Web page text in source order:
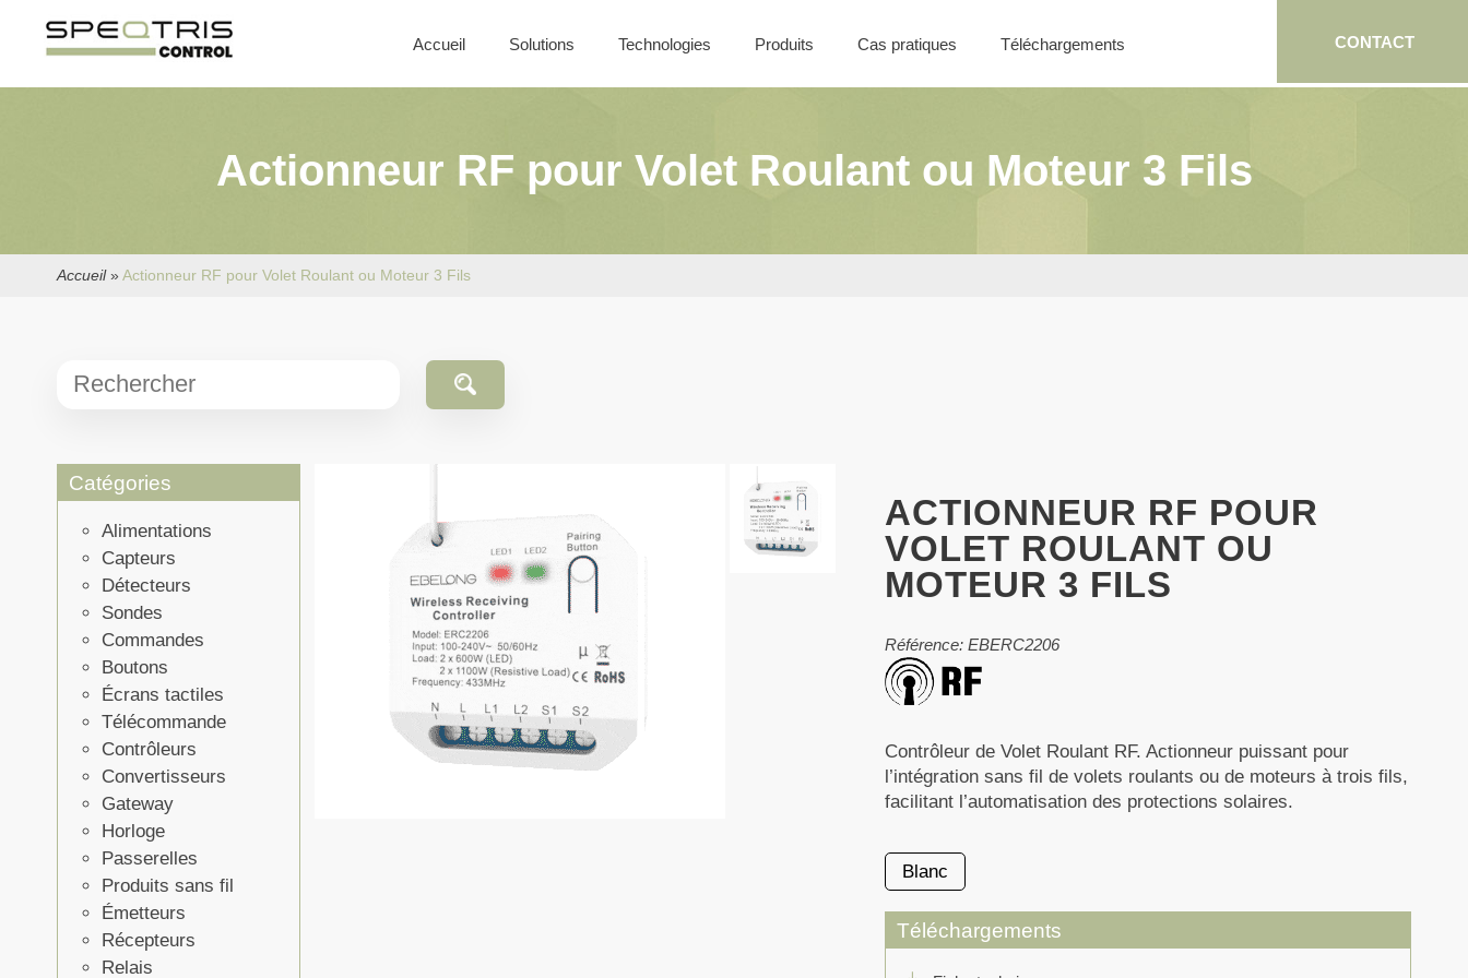
Accueil Solutions
Nos offres
Technologies
Solutions Filaires
Solutions Batiment
Produits Cas pratiques Téléchargements CONTACT
Actionneur RF pour Volet Roulant ou Moteur 3 Fils
Accueil» Actionneur RF pour Volet Roulant ou Moteur 3 Fils
Catégories
Alimentations
Capteurs
Détecteurs
Sondes
Commandes
Boutons
Écrans tactiles
Télécommande
Contrôleurs
Convertisseurs
Gateway
Horloge
Passerelles
Produits sans fil
Émetteurs
Récepteurs
Relais
ACTIONNEUR RF POUR
VOLET ROULANT OU
MOTEUR 3 FILS
Référence: EBERC2206
Contrôleur de Volet Roulant RF. Actionneur puissant pour
l’intégration sans fil de volets roulants ou de moteurs à trois fils,
facilitant l’automatisation des protections solaires.
Blanc
Téléchargements